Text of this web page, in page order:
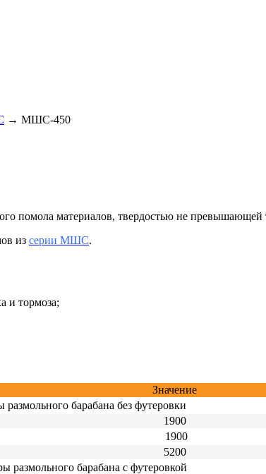
→ МШС-450
помола материалов, твердостью не
из серии МШС.
и тормоза;
Значение
барабана без футеровки
1900
1900
5200
размольного барабана с футеровкой